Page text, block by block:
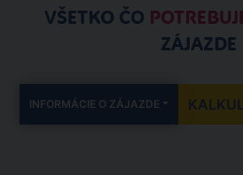
VŠETKO ČO
ZÁJAZDE
INFORMÁCIE O ZÁJAZDE